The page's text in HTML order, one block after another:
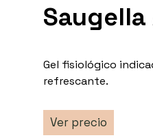
Gel fisiológico
refrescante.
Ver precio